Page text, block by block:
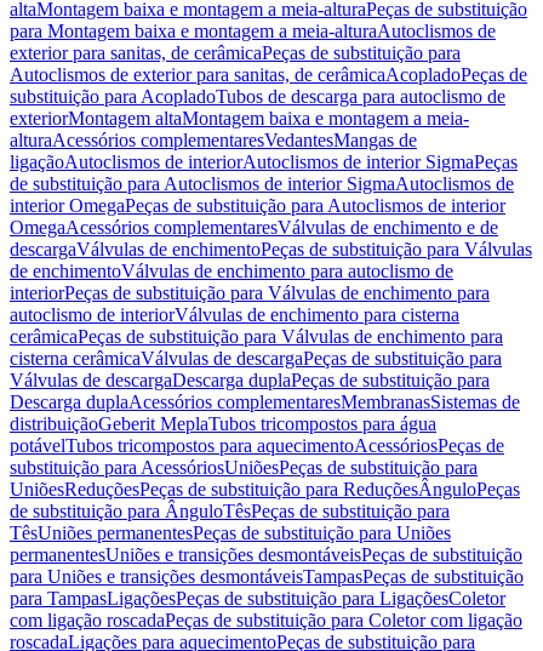
altaMontagem baixa e montagem a meia-alturaPeças de substituição
para Montagem baixa e montagem a meia-alturaAutoclismos de
exterior para sanitas, de cerâmicaPeças de substituição para
Autoclismos de exterior para sanitas, de cerâmicaAcopladoPeças de
substituição para AcopladoTubos de descarga para autoclismo de
exteriorMontagem altaMontagem baixa e montagem a meia-
alturaAcessórios complementaresVedantesMangas de
ligaçãoAutoclismos de interiorAutoclismos de interior SigmaPeças
de substituição para Autoclismos de interior SigmaAutoclismos de
interior OmegaPeças de substituição para Autoclismos de interior
OmegaAcessórios complementaresVálvulas de enchimento e de
descargaVálvulas de enchimentoPeças de substituição para Válvulas
de enchimentoVálvulas de enchimento para autoclismo de
interiorPeças de substituição para Válvulas de enchimento para
autoclismo de interiorVálvulas de enchimento para cisterna
cerâmicaPeças de substituição para Válvulas de enchimento para
cisterna cerâmicaVálvulas de descargaPeças de substituição para
Válvulas de descargaDescarga duplaPeças de substituição para
Descarga duplaAcessórios complementaresMembranasSistemas de
distribuiçãoGeberit MeplaTubos tricompostos para água
potávelTubos tricompostos para aquecimentoAcessóriosPeças de
substituição para AcessóriosUniõesPeças de substituição para
UniõesReduçõesPeças de substituição para ReduçõesÂnguloPeças
de substituição para ÂnguloTêsPeças de substituição para
TêsUniões permanentesPeças de substituição para Uniões
permanentesUniões e transições desmontáveisPeças de substituição
para Uniões e transições desmontáveisTampasPeças de substituição
para TampasLigaçõesPeças de substituição para LigaçõesColetor
com ligação roscadaPeças de substituição para Coletor com ligação
roscadaLigações para aquecimentoPeças de substituição para